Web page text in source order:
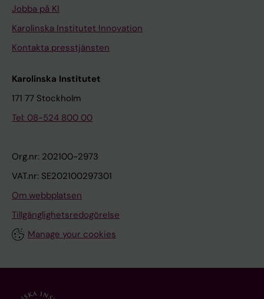
Jobba på KI
Karolinska Institutet Innovation
Kontakta presstjänsten
Karolinska Institutet
171 77 Stockholm
Tel: 08-524 800 00
Org.nr: 202100-2973
VAT.nr: SE202100297301
Om webbplatsen
Tillgänglighetsredogörelse
Manage your cookies